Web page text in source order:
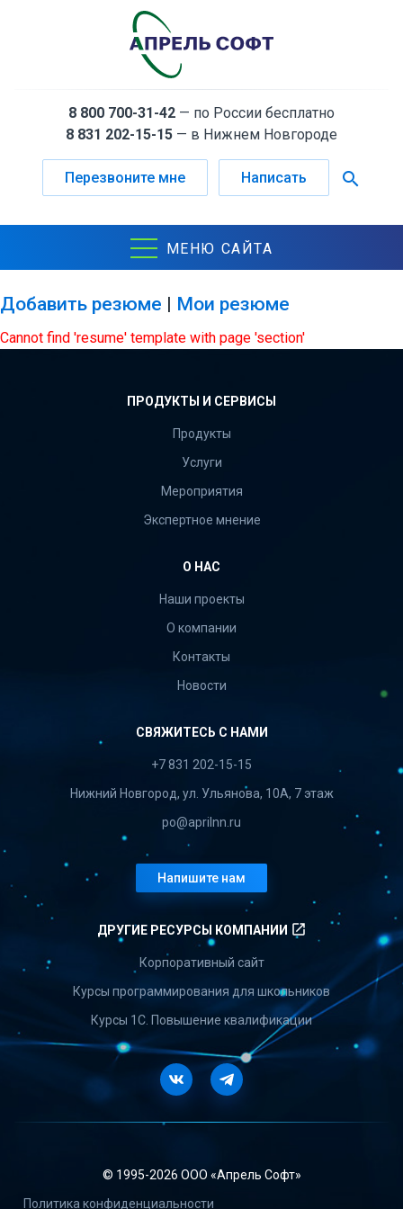
8 800 700-31-42 — по России бесплатно
8 831 202-15-15 — в Нижнем Новгороде
Перезвоните мне Написать search
МЕНЮ САЙТА
Добавить резюме | Мои резюме
Cannot find 'resume' template with page 'section'
ПРОДУКТЫ И СЕРВИСЫ
Продукты
Услуги
Мероприятия
Экспертное мнение
О НАС
Наши проекты
О компании
Контакты
Новости
СВЯЖИТЕСЬ С НАМИ
+7 831 202-15-15
Нижний Новгород, ул. Ульянова, 10А, 7 этаж
po@aprilnn.ru
Напишите нам
ДРУГИЕ РЕСУРСЫ КОМПАНИИ launch
Корпоративный сайт
Курсы программирования для школьников
Курсы 1С. Повышение квалификации
VkontakteTelegram
© 1995-2026 ООО «Апрель Софт»
Политика конфиденциальности